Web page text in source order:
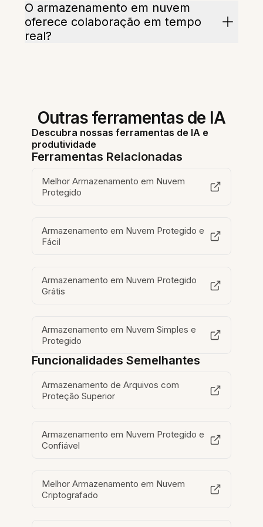
O armazenamento em nuvem
oferece colaboração em tempo
real?
Outras ferramentas de IA
Descubra nossas ferramentas de IA e
produtividade
Ferramentas Relacionadas
Melhor Armazenamento em Nuvem
Protegido
Armazenamento em Nuvem Protegido e
Fácil
Armazenamento em Nuvem Protegido
Grátis
Armazenamento em Nuvem Simples e
Protegido
Funcionalidades Semelhantes
Armazenamento de Arquivos com
Proteção Superior
Armazenamento em Nuvem Protegido e
Confiável
Melhor Armazenamento em Nuvem
Criptografado